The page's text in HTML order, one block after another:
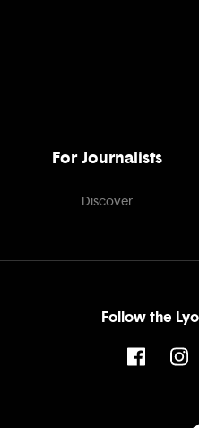
For Journalists
Discover
Follow the